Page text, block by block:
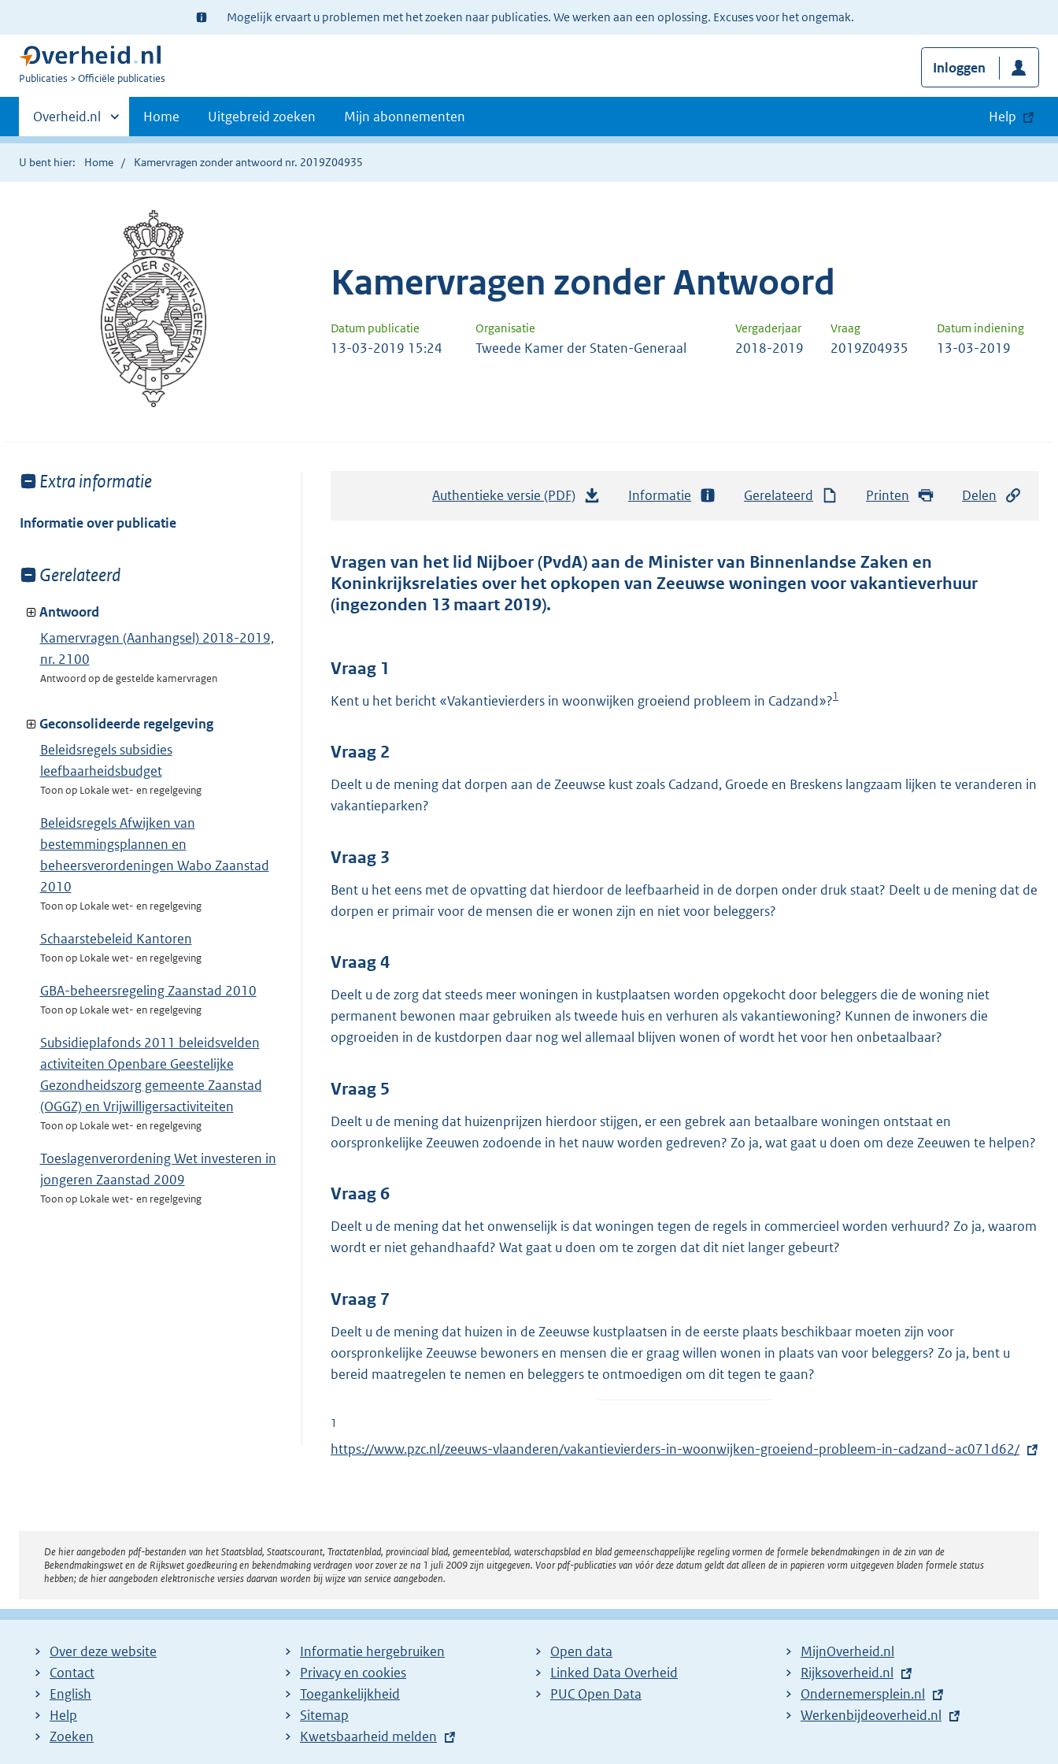
Ter
informatie:
Mogelijk ervaart u problemen met het zoeken naar publicaties. We werken aan een oplossing. Excuses voor het ongemak.
U
Publicaties Officiële publicaties
Inloggen
Primaire
navigatie
Andere
sites
binnen
Overheid.nl Home Uitgebreid zoeken Mijn abonnementen Help
U bent hier: Home Kamervragen zonder antwoord nr. 2019Z04935
Kamervragen zonder Antwoord
Datum publicatie Organisatie Vergaderjaar Vraag Datum indiening
13-03-2019 15:24 Tweede Kamer der Staten-Generaal 2018-2019 2019Z04935 13-03-2019
Toon
van:
Extra informatie
Informatie over publicatie
Toon
van:
Gerelateerd
Antwoord
Kamervragen (Aanhangsel) 2018-2019,
nr. 2100
Antwoord op de gestelde kamervragen
Geconsolideerde regelgeving
Beleidsregels subsidies
leefbaarheidsbudget
Toon op Lokale wet- en regelgeving
Beleidsregels Afwijken van
bestemmingsplannen en
beheersverordeningen Wabo Zaanstad
2010
Toon op Lokale wet- en regelgeving
Schaarstebeleid Kantoren
Toon op Lokale wet- en regelgeving
GBA-beheersregeling Zaanstad 2010
Toon op Lokale wet- en regelgeving
Subsidieplafonds 2011 beleidsvelden
activiteiten Openbare Geestelijke
Gezondheidszorg gemeente Zaanstad
(OGGZ) en Vrijwilligersactiviteiten
Toon op Lokale wet- en regelgeving
Toeslagenverordening Wet investeren in
jongeren Zaanstad 2009
Toon op Lokale wet- en regelgeving
Authentieke versie (PDF)
t
a
o
e
b
Informatie Gerelateerd Printen Delen
Vragen van het lid Nijboer (PvdA) aan de Minister van Binnenlandse Zaken en
Koninkrijksrelaties over het opkopen van Zeeuwse woningen voor vakantieverhuur
(ingezonden 13 maart 2019).
Vraag 1
Kent u het bericht «Vakantievierders in woonwijken groeiend probleem in Cadzand»?1
Vraag 2
Deelt u de mening dat dorpen aan de Zeeuwse kust zoals Cadzand, Groede en Breskens langzaam lijken te veranderen in
vakantieparken?
Vraag 3
Bent u het eens met de opvatting dat hierdoor de leefbaarheid in de dorpen onder druk staat? Deelt u de mening dat de
dorpen er primair voor de mensen die er wonen zijn en niet voor beleggers?
Vraag 4
Deelt u de zorg dat steeds meer woningen in kustplaatsen worden opgekocht door beleggers die de woning niet
permanent bewonen maar gebruiken als tweede huis en verhuren als vakantiewoning? Kunnen de inwoners die
opgroeiden in de kustdorpen daar nog wel allemaal blijven wonen of wordt het voor hen onbetaalbaar?
Vraag 5
Deelt u de mening dat huizenprijzen hierdoor stijgen, er een gebrek aan betaalbare woningen ontstaat en
oorspronkelijke Zeeuwen zodoende in het nauw worden gedreven? Zo ja, wat gaat u doen om deze Zeeuwen te helpen?
Vraag 6
Deelt u de mening dat het onwenselijk is dat woningen tegen de regels in commercieel worden verhuurd? Zo ja, waarom
wordt er niet gehandhaafd? Wat gaat u doen om te zorgen dat dit niet langer gebeurt?
Vraag 7
Deelt u de mening dat huizen in de Zeeuwse kustplaatsen in de eerste plaats beschikbaar moeten zijn voor
oorspronkelijke Zeeuwse bewoners en mensen die er graag willen wonen in plaats van voor beleggers? Zo ja, bent u
bereid maatregelen te nemen en beleggers te ontmoedigen om dit tegen te gaan?
1
E
n
e
i
k
:
https://www.pzc.nl/zeeuws-vlaanderen/vakantievierders-in-woonwijken-groeiend-probleem-in-cadzand~ac071d62/
Disclaimer
De hier aangeboden pdf-bestanden van het Staatsblad, Staatscourant, Tractatenblad, provinciaal blad, gemeenteblad, waterschapsblad en blad gemeenschappelijke regeling vormen de formele bekendmakingen in de zin van de
Bekendmakingswet en de Rijkswet goedkeuring en bekendmaking verdragen voor zover ze na 1 juli 2009 zijn uitgegeven. Voor pdf-publicaties van vóór deze datum geldt dat alleen de in papieren vorm uitgegeven bladen formele status
hebben; de hier aangeboden elektronische versies daarvan worden bij wijze van service aangeboden.
Over deze website
Contact
English
Help
Zoeken
Informatie hergebruiken
Privacy en cookies
Toegankelijkheid
Sitemap
E
Kwetsbaarheid melden
Open data
Linked Data Overheid
PUC Open Data
MijnOverheid.nl
E
x
t
Rijksoverheid.nl
E
x
Ondernemersplein.nl
E
Werkenbijdeoverheid.nl